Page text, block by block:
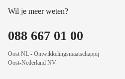
Wil je meer weten?
088 667 01 00
Oost NL - Ontwikkelingsmaatschappij
Oost-Nederland NV